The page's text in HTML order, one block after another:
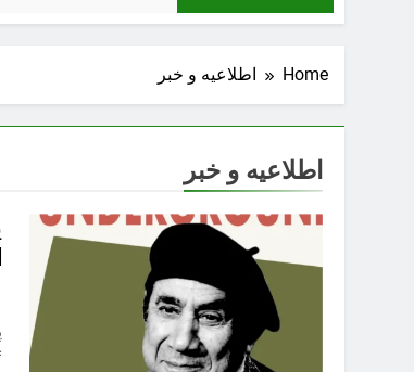
Home اطلاعیه و خبر
اطلاعیه و خبر